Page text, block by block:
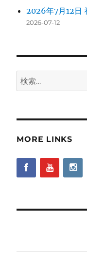
2026年7月12日
2026-07-12
検
索:
MORE LINKS